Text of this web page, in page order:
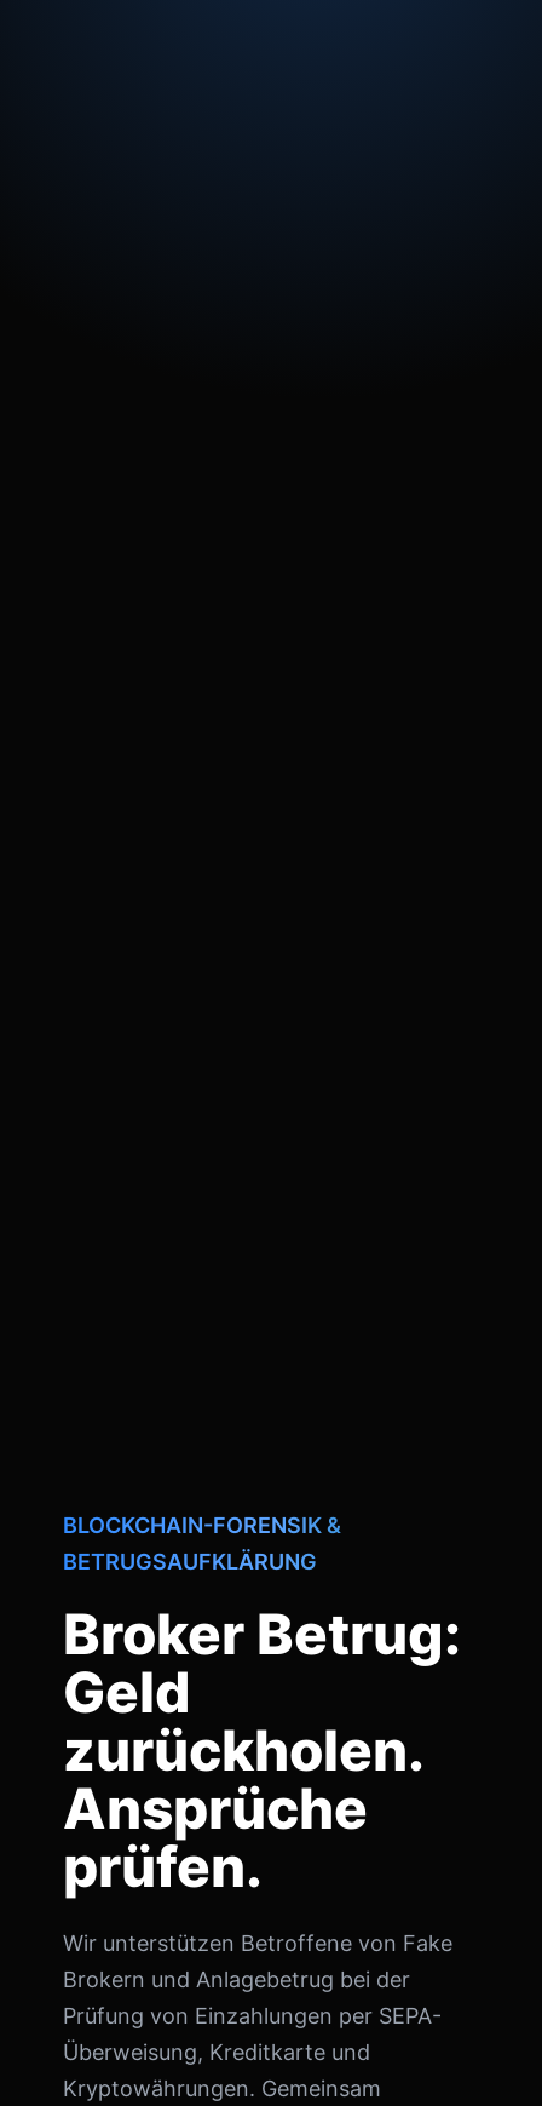
BLOCKCHAIN-FORENSIK &
BETRUGSAUFKLÄRUNG
Broker Betrug:
Geld
zurückholen.
Ansprüche
prüfen.
Wir unterstützen Betroffene von Fake
Brokern und Anlagebetrug bei der
Prüfung von Einzahlungen per SEPA-
Überweisung, Kreditkarte und
Kryptowährungen. Gemeinsam